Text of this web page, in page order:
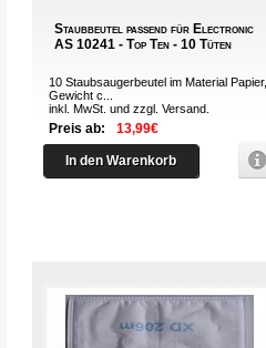
Staubbeutel passend für Electronic
AS 10241 - Top Ten - 10 Tüten
10 Staubsaugerbeutel im Material Papier,
Gewicht c...
inkl. MwSt. und zzgl.Versand
Preis ab: 13,99€
In den Warenkorb